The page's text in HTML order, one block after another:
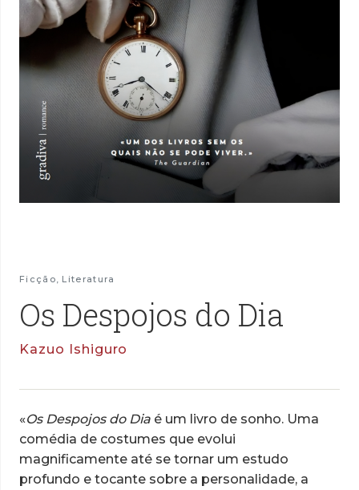
Ficção, Literatura
Os Despojos do Dia
Kazuo Ishiguro
«Os Despojos do Dia é um livro de sonho. Uma
comédia de costumes que evolui
magnificamente até se tornar um estudo
profundo e tocante sobre a personalidade, a